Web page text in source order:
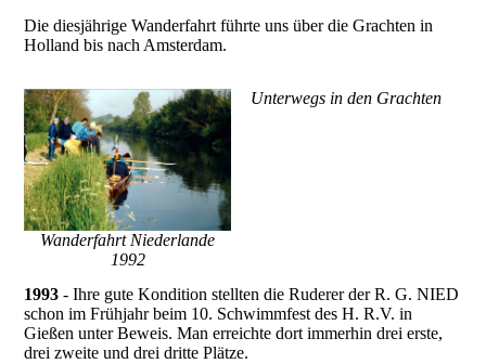
Die diesjährige Wanderfahrt führte uns über die Grachten in
Holland bis nach Amsterdam.
Wanderfahrt Niederlande
1992
Unterwegs in den Grachten
1993 - Ihre gute Kondition stellten die Ruderer der R. G. NIED
schon im Frühjahr beim 10. Schwimmfest des H. R.V. in
Gießen unter Beweis. Man erreichte dort immerhin drei erste,
drei zweite und drei dritte Plätze.